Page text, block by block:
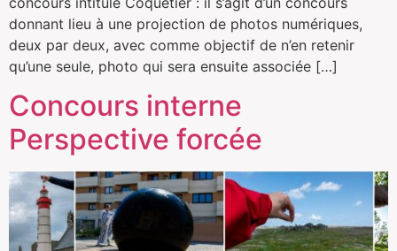
donnant lieu à une projection de photos numériques,
deux par deux, avec comme objectif de n’en retenir
qu’une seule, photo qui sera ensuite associée […]
Concours interne
Perspective forcée